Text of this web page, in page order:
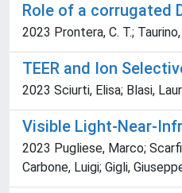
Role of a corrugated
2023 Prontera, C. T.; Taurino,
TEER and Ion
2023 Sciurti, Elisa; Blasi,
Visible Light-Near-
2023 Pugliese, Marco;
Carbone, Luigi; Gigli,